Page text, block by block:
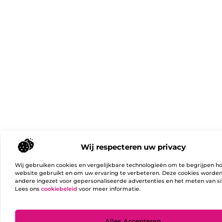
Wij respecteren uw privacy
Wij gebruiken cookies en vergelijkbare technologieën om te begrijpen
website gebruikt en om uw ervaring te verbeteren. Deze cookies
andere ingezet voor gepersonaliseerde advertenties en het meten van
Lees ons cookiebeleid voor meer informatie.